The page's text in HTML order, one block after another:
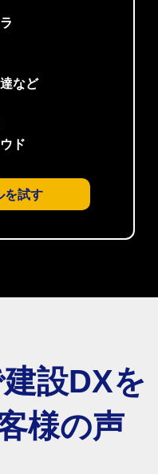
など
ド
を試す
建設DXを
様の声